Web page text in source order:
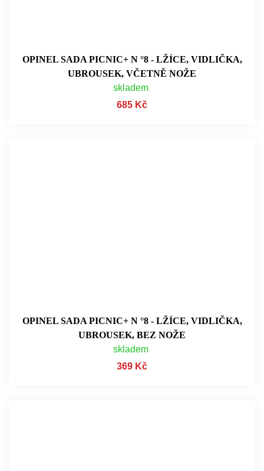
OPINEL SADA PICNIC+ N °8 - LŽÍCE, VIDLIČKA,
UBROUSEK, VČETNĚ NOŽE
skladem
685 Kč
OPINEL SADA PICNIC+ N °8 - LŽÍCE, VIDLIČKA,
UBROUSEK, BEZ NOŽE
skladem
369 Kč